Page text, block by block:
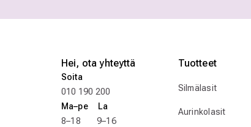
Hei, ota yhteyttä
Soita
010 190 200
Ma–pe La
8–18 9–16
Tuotteet
Silmälasit
Aurinkolasit